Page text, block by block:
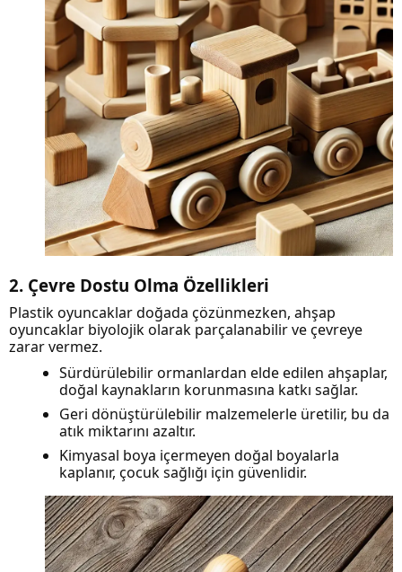
2. Çevre Dostu Olma Özellikleri
Plastik oyuncaklar doğada çözünmezken, ahşap
oyuncaklar biyolojik olarak parçalanabilir ve çevreye
zarar vermez.
Sürdürülebilir ormanlardan elde edilen ahşaplar,
doğal kaynakların korunmasına katkı sağlar.
Geri dönüştürülebilir malzemelerle üretilir, bu da
atık miktarını azaltır.
Kimyasal boya içermeyen doğal boyalarla
kaplanır, çocuk sağlığı için güvenlidir.